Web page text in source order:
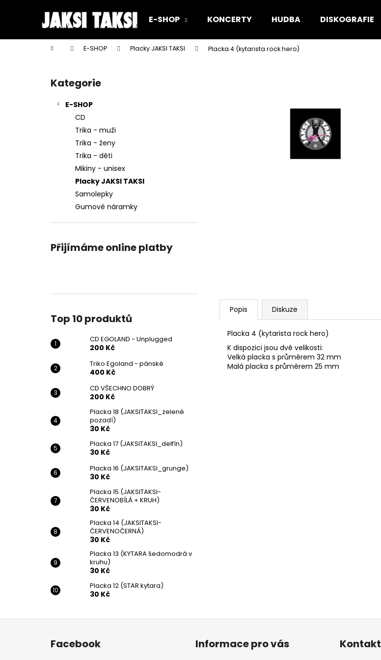
E-SHOP KONCERTY HUDBA DISKOGRAFIE
Domů E-SHOP Placky JAKSI TAKSI Placka 4 (kytarista rock hero)
Přeskočit
kategorie
Kategorie
E-SHOP
CD
Trika - muži
Trika - ženy
Trika - děti
Mikiny - unisex
Placky JAKSI TAKSI
Samolepky
Gumové náramky
Přijímáme online platby
Top 10 produktů
CD EGOLAND - Unplugged
200 Kč
Triko Egoland - pánské
400 Kč
CD VŠECHNO DOBRÝ
200 Kč
Placka 18 (JAKSITAKSI_zelené
pozadí)
30 Kč
Placka 17 (JAKSITAKSI_delfín)
30 Kč
Placka 16 (JAKSITAKSI_grunge)
30 Kč
Placka 15 (JAKSITAKSI-
ČERVENOBÍLÁ + KRUH)
30 Kč
Placka 14 (JAKSITAKSI-
ČERVENOČERNÁ)
30 Kč
Placka 13 (KYTARA šedomodrá v
kruhu)
30 Kč
Placka 12 (STAR kytara)
30 Kč
Popis Diskuze
Placka 4 (kytarista rock hero)
K dispozici jsou dvě velikosti:
Velká placka s průměrem 32 mm
Malá placka s průměrem 25 mm
í
Zpět
do
Zpět
do
Co potřebujete najít?
Doporučujeme
CD EGOLAND - UNPLUGGED
Z
Facebook Informace pro vás Kontakt